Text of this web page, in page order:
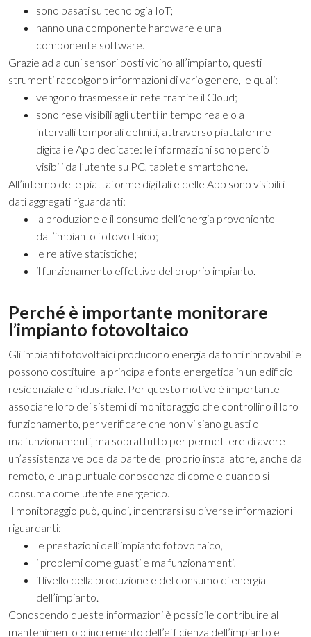
sono basati su tecnologia IoT;
hanno una componente hardware e una
componente software.
Grazie ad alcuni sensori posti vicino all’impianto, questi
strumenti raccolgono informazioni di vario genere, le quali:
vengono trasmesse in rete tramite il Cloud;
sono rese visibili agli utenti in tempo reale o a
intervalli temporali definiti, attraverso piattaforme
digitali e App dedicate: le informazioni sono perciò
visibili dall’utente su PC, tablet e smartphone.
All’interno delle piattaforme digitali e delle App sono visibili i
dati aggregati riguardanti:
la produzione e il consumo dell’energia proveniente
dall’impianto fotovoltaico;
le relative statistiche;
il funzionamento effettivo del proprio impianto.
Perché è importante monitorare
l’impianto fotovoltaico
Gli impianti fotovoltaici producono energia da fonti rinnovabili e
possono costituire la principale fonte energetica in un edificio
residenziale o industriale. Per questo motivo è importante
associare loro dei sistemi di monitoraggio che controllino il loro
funzionamento, per verificare che non vi siano guasti o
malfunzionamenti, ma soprattutto per permettere di avere
un’assistenza veloce da parte del proprio installatore, anche da
remoto, e una puntuale conoscenza di come e quando si
consuma come utente energetico.
Il monitoraggio può, quindi, incentrarsi su diverse informazioni
riguardanti:
le prestazioni dell’impianto fotovoltaico,
i problemi come guasti e malfunzionamenti,
il livello della produzione e del consumo di energia
dell’impianto.
Conoscendo queste informazioni è possibile contribuire al
mantenimento o incremento dell’efficienza dell’impianto e